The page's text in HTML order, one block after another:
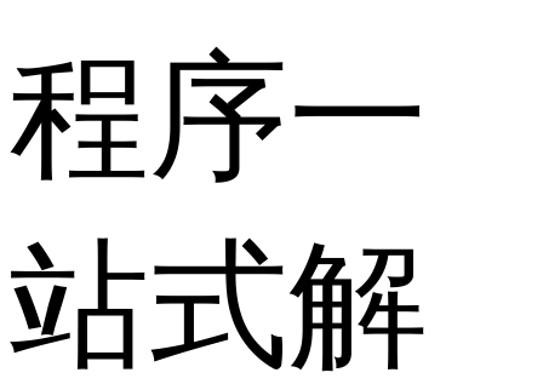
程序一
站式解